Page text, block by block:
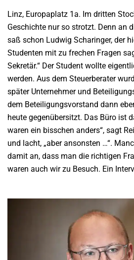
Linz, Europaplatz 1a. Im dritten
Geschichte nur so strotzt. Denn an
saß schon Ludwig Scharinger, der
Studenten mit zu frechen Fragen
Sekretär.“ Der Student wollte
werden. Aus dem Steuerberater
später Unternehmer und
dem Beteiligungsvorstand dann
heute gegenübersitzt. Das Büro ist
waren ein bisschen anders“, sagt
und lacht, „aber ansonsten …“.
damit an, dass man die richtigen
waren auch wir zu Besuch. Ein